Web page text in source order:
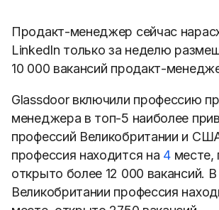
Продакт-менеджер сейчас
LinkedIn только за неделю
10 000 вакансий продакт-
Glassdoor включили профессию
менеджера в топ-5 наиболее
профессий Великобритании и
профессия находится на 4месте,
открыто более 12 000 вакансий. В
Великобритании профессия